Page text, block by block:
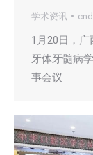
学术资讯
1月20日，
牙体牙髓病
事会议